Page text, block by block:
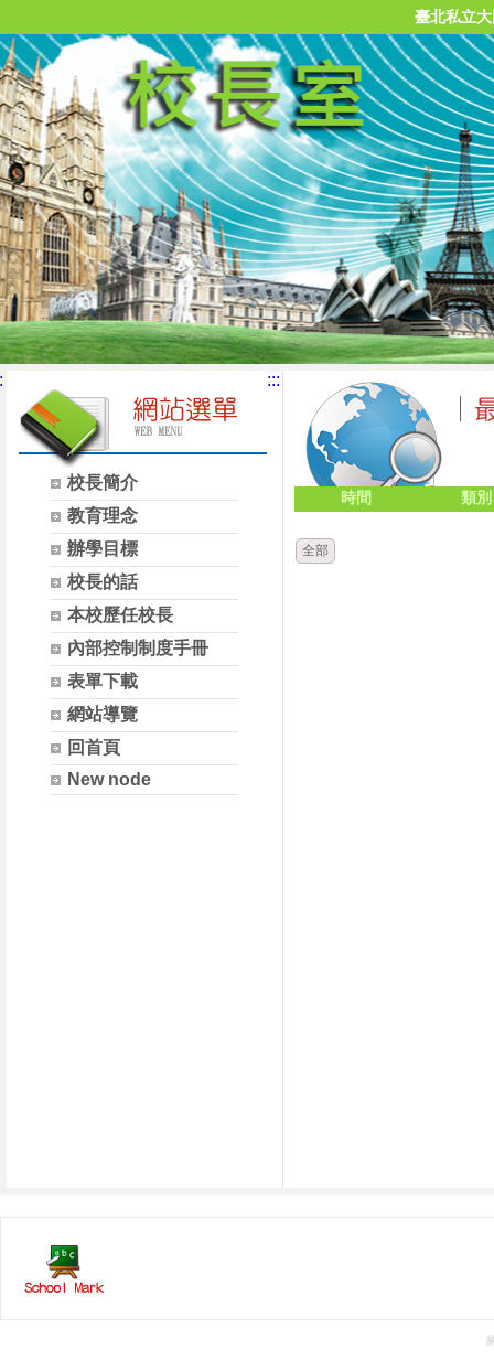
臺北私立
校長簡介
教育理念
辦學目標
校長的話
本校歷任校長
內部控制制度手冊
表單下載
網站導覽
回首頁
New node
:::
時間 類別
全部